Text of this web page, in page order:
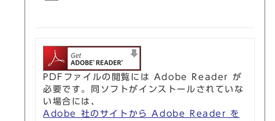
PDFファイルの閲覧には Adobe Reader が
必要です。同ソフトがインストールされていな
い場合には、
Adobe 社のサイトから Adobe Reader を